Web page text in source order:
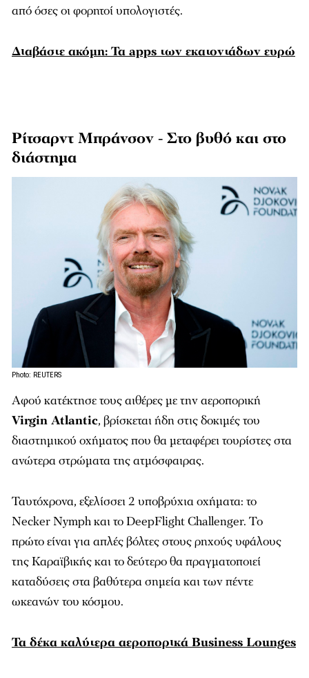
από όσες οι φορητοί υπολογιστές.
Διαβάστε ακόμη: Τα apps των εκατοντάδων ευρώ
Ρίτσαρντ Μπράνσον - Στο βυθό και στο
διάστημα
Photo: REUTERS
Αφού κατέκτησε τους αιθέρες με την αεροπορική
Virgin Atlantic, βρίσκεται ήδη στις δοκιμές του
διαστημικού οχήματος που θα μεταφέρει τουρίστες στα
ανώτερα στρώματα της ατμόσφαιρας.
Ταυτόχρονα, εξελίσσει 2 υποβρύχια οχήματα: το
Necker Nymph και το DeepFlight Challenger. Το
πρώτο είναι για απλές βόλτες στους ρηχούς υφάλους
της Καραϊβικής και το δεύτερο θα πραγματοποιεί
καταδύσεις στα βαθύτερα σημεία και των πέντε
ωκεανών του κόσμου.
Τα δέκα καλύτερα αεροπορικά Business Lounges